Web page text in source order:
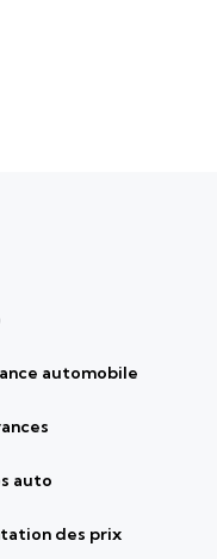
automobile
auto
des prix